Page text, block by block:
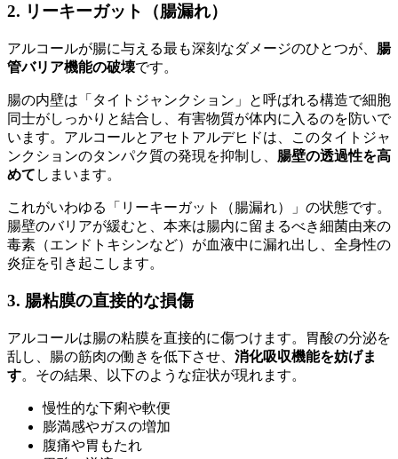
2. リーキーガット（腸漏れ）
アルコールが腸に与える最も深刻なダメージのひとつが、 腸
管バリア機能の破壊です。
腸の内壁は「タイトジャンクション」と呼ばれる構造で細胞
同士がしっかりと結合し、有害物質が体内に入るのを防いで
います。アルコールとアセトアルデヒドは、このタイトジャ
ンクションのタンパク質の発現を抑制し、 腸壁の透過性を高
めて しまいます。
これがいわゆる「リーキーガット（腸漏れ）」の状態です。
腸壁のバリアが緩むと、本来は腸内に留まるべき細菌由来の
毒素（エンドトキシンなど）が血液中に漏れ出し、全身性の
炎症を引き起こします。
3. 腸粘膜の直接的な損傷
アルコールは腸の粘膜を直接的に傷つけます。胃酸の分泌を
乱し、腸の筋肉の働きを低下させ、 消化吸収機能を妨げま
す。その結果、以下のような症状が現れます。
慢性的な下痢や軟便
膨満感やガスの増加
腹痛や胃もたれ